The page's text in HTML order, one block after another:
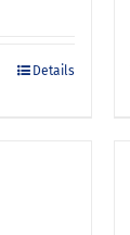
Details